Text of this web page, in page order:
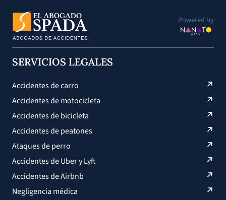
Powered by
SERVICIOS LEGALES
Accidentes de carro
Accidentes de motocicleta
Accidentes de bicicleta
Accidentes de peatones
Ataques de perro
Accidentes de Uber y Lyft
Accidentes de Airbnb
Negligencia médica